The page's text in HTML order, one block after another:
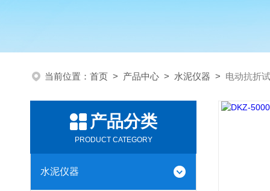
当前位置： 首页 > 产品中心 > 水泥仪器 > 电动抗折
产品分类
PRODUCT CATEGORY
水泥仪器